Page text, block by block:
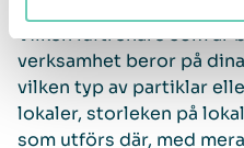
Vilken luftrenare som är
verksamhet beror på
vilken typ av partiklar
lokaler, storleken på
som utförs där, med